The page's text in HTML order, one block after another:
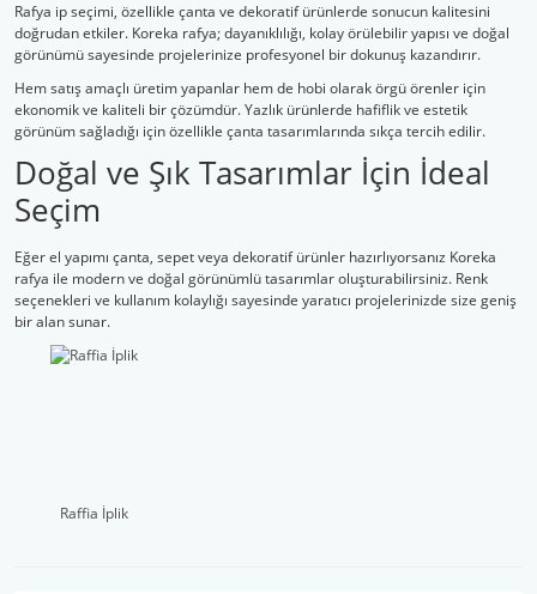
Rafya ip seçimi, özellikle çanta ve dekoratif ürünlerde sonucun kalitesini
doğrudan etkiler. Koreka rafya; dayanıklılığı, kolay örülebilir yapısı ve doğal
görünümü sayesinde projelerinize profesyonel bir dokunuş kazandırır.
Hem satış amaçlı üretim yapanlar hem de hobi olarak örgü örenler için
ekonomik ve kaliteli bir çözümdür. Yazlık ürünlerde hafiflik ve estetik
görünüm sağladığı için özellikle çanta tasarımlarında sıkça tercih edilir.
Doğal ve Şık Tasarımlar İçin İdeal
Seçim
Eğer el yapımı çanta, sepet veya dekoratif ürünler hazırlıyorsanız Koreka
rafya ile modern ve doğal görünümlü tasarımlar oluşturabilirsiniz. Renk
seçenekleri ve kullanım kolaylığı sayesinde yaratıcı projelerinizde size geniş
bir alan sunar.
Raffia İplik